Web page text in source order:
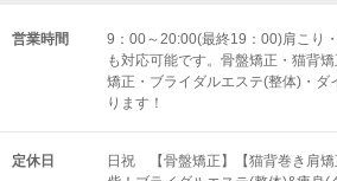
営業時間
9：00～20:00(最終19：00)肩こり
も対応可能です。骨盤矯正・猫背
矯正・ブライダルエステ(整体)・ダ
ります！
定休日
日祝 【骨盤矯正】【猫背巻き肩